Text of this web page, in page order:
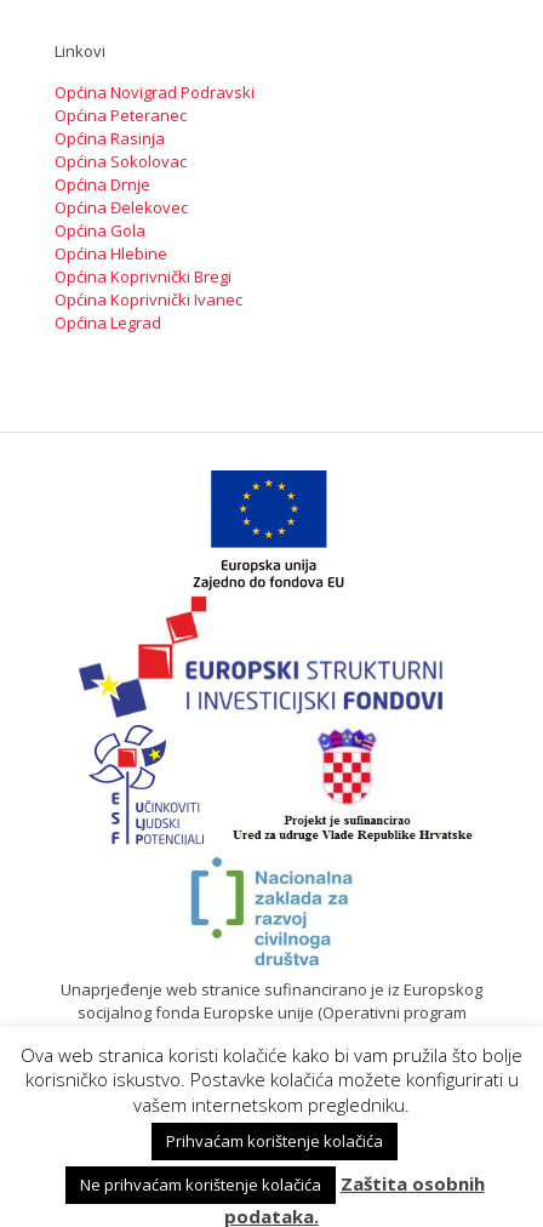
Linkovi
Općina Novigrad Podravski
Općina Peteranec
Općina Rasinja
Općina Sokolovac
Općina Drnje
Općina Đelekovec
Općina Gola
Općina Hlebine
Općina Koprivnički Bregi
Općina Koprivnički Ivanec
Općina Legrad
Unaprjeđenje web stranice sufinancirano je iz Europskog
socijalnog fonda Europske unije (Operativni program
© 2020. Sadržaj mrežne stranice isključiva je odgovornost
Gradskog društva Crvenog križa Koprivnica | Izrada web
stranica
Ova web stranica koristi kolačiće kako bi vam pružila što bolje
korisničko iskustvo. Postavke kolačića možete konfigurirati u
vašem internetskom pregledniku.
Prihvaćam korištenje kolačića
Ne prihvaćam korištenje kolačića
Zaštita osobnih
podataka.